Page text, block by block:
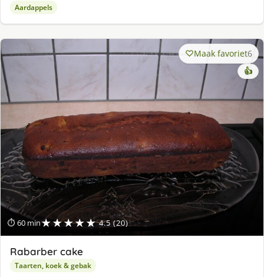
Aardappels
⏱ 60 min★★★★★ 4.5 (20)
Maak favoriet6
👍
Rabarber cake
Taarten, koek & gebak